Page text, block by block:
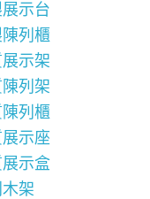
示台
列櫃
示架
列架
列櫃
示座
示盒
木架